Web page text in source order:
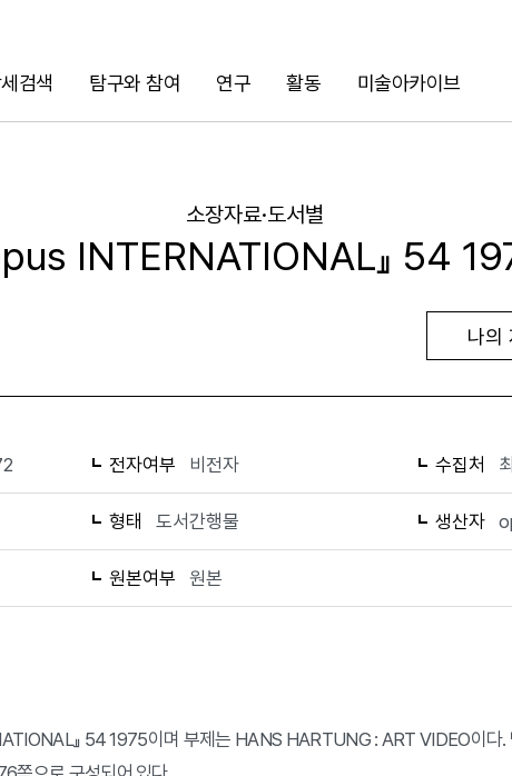
검색 탐구와 참여 연구 활동 미술아카이브
검색
소장자료·도서별
INTERNATIONAL』 54
나의
전자여부 비전자 수집처
형태 도서간행물 생산자
원본여부 원본
』 54 1975이며 부제는 HANS HARTUNG : ART VIDEO이다